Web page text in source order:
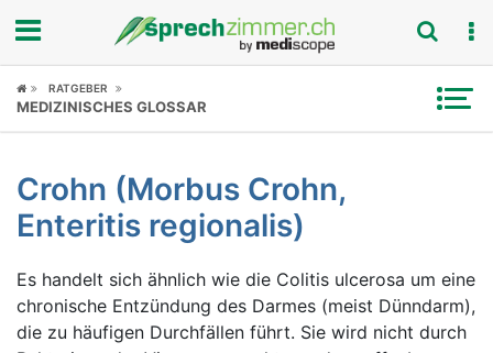
Fokus
Symptome
Untersuchungen
News
RATGEBER
MEDIZINISCHES GLOSSAR
Crohn (Morbus Crohn,
Enteritis regionalis)
Es handelt sich ähnlich wie die Colitis ulcerosa um eine
chronische Entzündung des Darmes (meist Dünndarm),
die zu häufigen Durchfällen führt. Sie wird nicht durch